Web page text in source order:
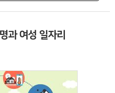
여성 일자리